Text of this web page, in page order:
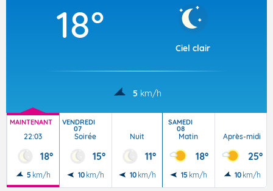
18°
Ciel clair
5 km/h
MAINTENANT
22:03
18°
5 km/h
VENDREDI
07
Soirée
15°
10 km/h
Nuit
11°
10 km/h
SAMEDI
08
Matin
18°
15 km/h
Après-midi
25°
10 km/h